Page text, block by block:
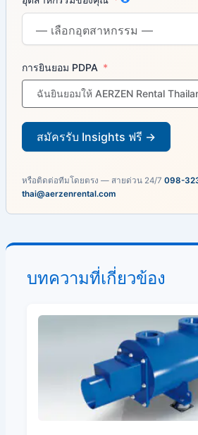
การยินยอม PDPA
ฉันยินยอมให้ AERZEN Rental
สมัครรับ Insights ฟรี →
หรือติดต่อทีมโดยตรง — สายด่วน 24/7 098-
thai@aerzenrental.com
บทความที่เกี่ยวข้อง